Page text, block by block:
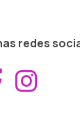
redes